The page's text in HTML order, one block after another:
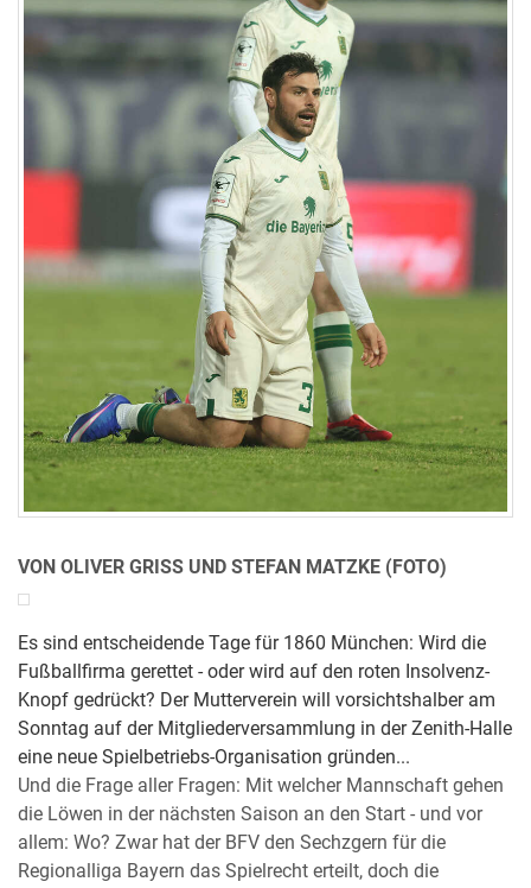
VON OLIVER GRISS UND STEFAN MATZKE (FOTO)
Es sind entscheidende Tage für 1860 München: Wird die
Fußballfirma gerettet - oder wird auf den roten Insolvenz-
Knopf gedrückt? Der Mutterverein will vorsichtshalber am
Sonntag auf der Mitgliederversammlung in der Zenith-Halle
eine neue Spielbetriebs-Organisation gründen...
Und die Frage aller Fragen: Mit welcher Mannschaft gehen
die Löwen in der nächsten Saison an den Start - und vor
allem: Wo? Zwar hat der BFV den Sechzgern für die
Regionalliga Bayern das Spielrecht erteilt, doch die